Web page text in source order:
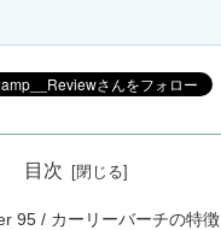
目次
95 / カーリーバーチの特徴